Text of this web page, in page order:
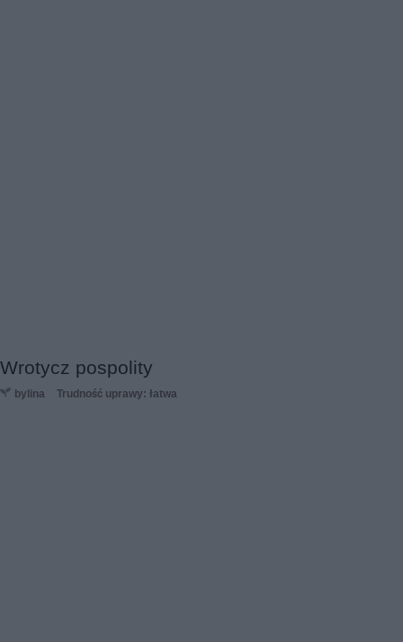
Wrotycz pospolity
bylina Trudność uprawy: łatwa